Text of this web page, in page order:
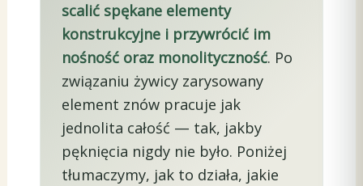
scalić spękane elementy
konstrukcyjne i przywrócić im
nośność oraz monolityczność. Po
związaniu żywicy zarysowany
element znów pracuje jak
jednolita całość — tak, jakby
pęknięcia nigdy nie było. Poniżej
tłumaczymy, jak to działa, jakie